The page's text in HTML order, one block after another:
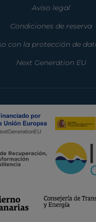
Aviso legal
Condiciones de reserva
con la protección de
Next Generation EU